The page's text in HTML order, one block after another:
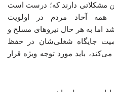
مشکلاتی دارند که؛ درست است
آحاد مردم در اولویت
اما به هر حال نیروهای مسلح و
جایگاه شغلی‌شان در حفظ
باید مورد توجه ویژه قرار